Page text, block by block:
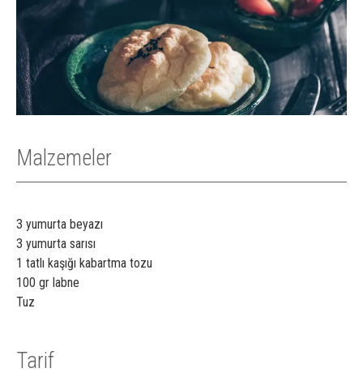
Malzemeler
3 yumurta beyazı
3 yumurta sarısı
1 tatlı kaşığı kabartma tozu
100 gr labne
Tuz
Tarif